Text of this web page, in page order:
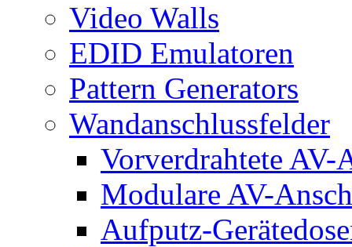
Video Walls
EDID Emulatoren
Pattern Generators
Wandanschlussfelder
Vorverdrahtete AV-
Modulare AV-
Aufputz-